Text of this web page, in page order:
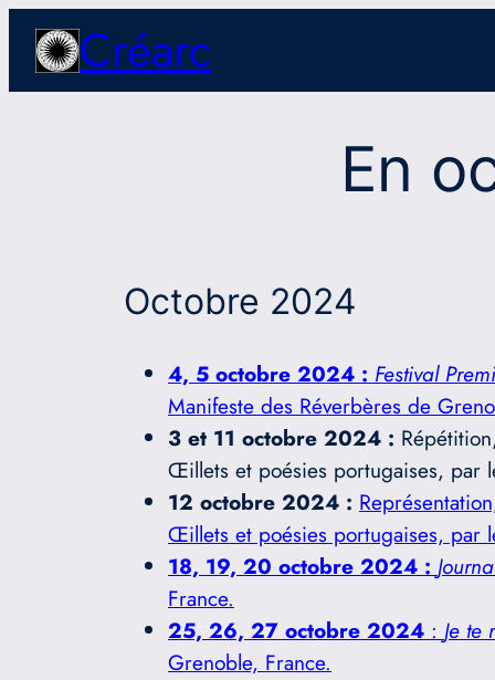
Aller
contenu
Créarc
En
Octobre 2024
4, 5 octobre 2024 : Festival
Manifeste des Réverbères de
3 et 11 octobre 2024 :
Œillets et poésies portugaises, par
12 octobre 2024 :
Œillets et poésies portugaises, par
18, 19, 20 octobre 2024 :
France.
25, 26, 27 octobre 2024 : Je te
Grenoble, France.